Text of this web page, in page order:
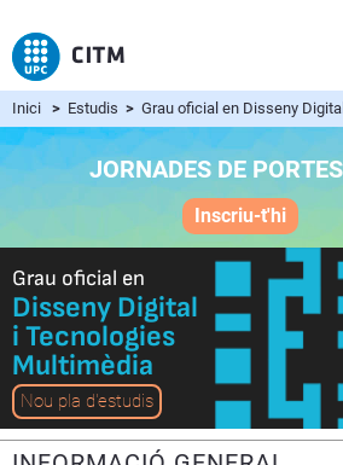
Inici > Estudis > Grau oficial en Disseny
JORNADES DE
Inscriu-t'hi
Grau oficial en
Disseny Digital
i Tecnologies
Multimèdia
Nou pla d'estudis